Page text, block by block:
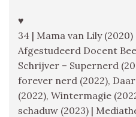
♥
34 | Mama van Lily
Afgestudeerd Docent
Schrijver – Supernerd
forever nerd (2022),
(2022), Wintermagie
schaduw (2023) |